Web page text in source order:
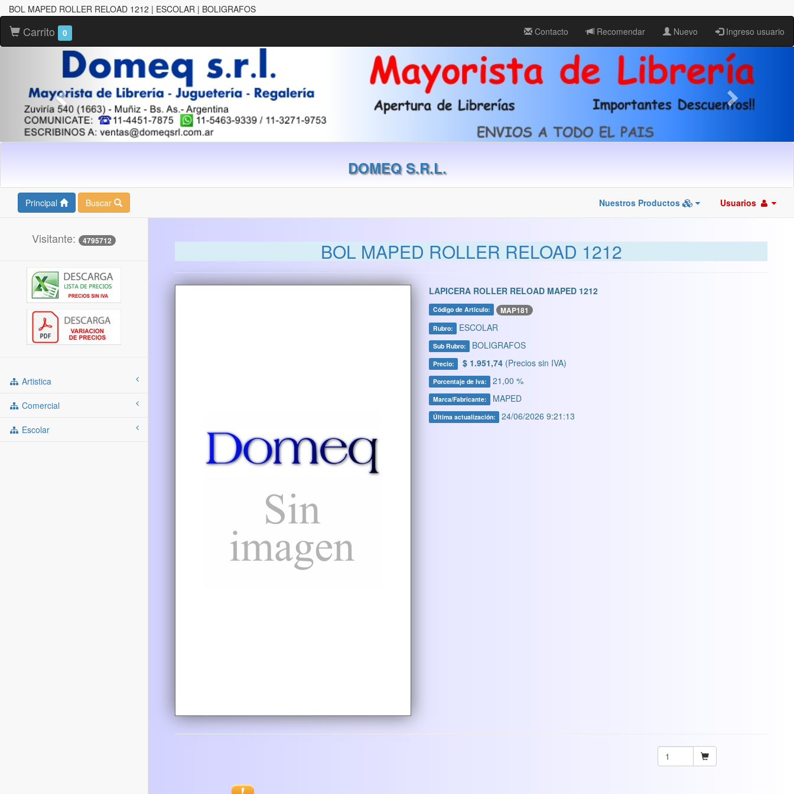
BOL MAPED ROLLER RELOAD 1212 | ESCOLAR | BOLIGRAFOS
Carrito 0 Contacto Recomendar Nuevo Ingreso usuario
DOMEQ S.R.L.
Principal Buscar Nuestros Productos Usuarios
Visitante: 4795712
Artistica
Comercial
Escolar
BOL MAPED ROLLER RELOAD 1212
LAPICERA ROLLER RELOAD MAPED 1212
Código de Artículo: MAP181
Rubro: ESCOLAR
Sub Rubro: BOLIGRAFOS
Precio: $ 1.951,74 (Precios sin IVA)
Porcentaje de Iva: 21,00 %
Marca/Fabricante: MAPED
Última actualización: 24/06/2026 9:21:13